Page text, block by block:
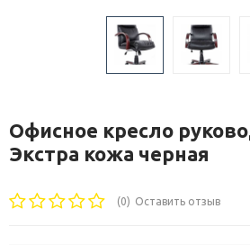
Офисное кресло
Экстра кожа черная
(0) Оставить отзыв